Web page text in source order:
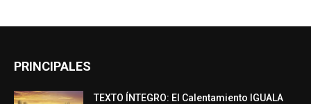
PRINCIPALES
TEXTO ÍNTEGRO: El Calentamiento IGUALA